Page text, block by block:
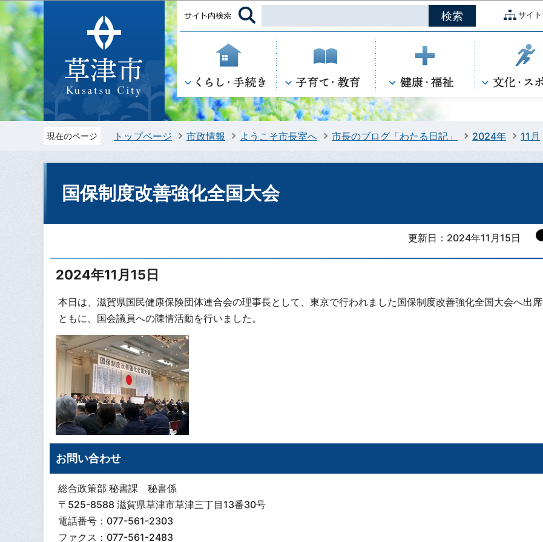
このページの本文へ移動
サイ
現在のページ トップページ 市政情報 ようこそ市長室へ 市長のブログ「わたる日記」 2024年 11月
国保制度改善強化全国大会
更新日：2024年11月15日
2024年11月15日
本日は、滋賀県国民健康保険団体連合会の理事長として、東京で行われました国保制度改善強化全国大会へ出
ともに、国会議員への陳情活動を行いました。
お問い合わせ
総合政策部 秘書課 秘書係
〒525-8588 滋賀県草津市草津三丁目13番30号
電話番号：077-561-2303
ファクス：077-561-2483